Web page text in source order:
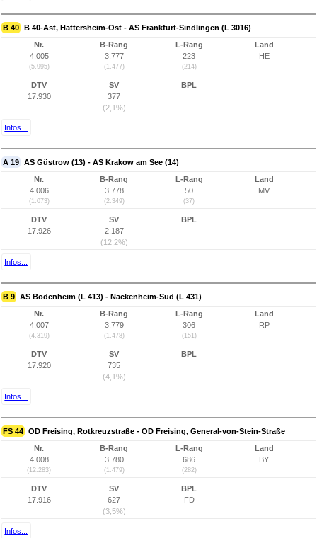
B 40 B 40-Ast, Hattersheim-Ost - AS Frankfurt-Sindlingen (L 3016)
Nr.
4.005
(5.995)
B-Rang
3.777
(1.477)
L-Rang
223
(214)
Land
HE
DTV
17.930
SV
377
(2,1%)
BPL
Infos...
A 19 AS Güstrow (13) - AS Krakow am See (14)
Nr.
4.006
(1.073)
B-Rang
3.778
(2.349)
L-Rang
50
(37)
Land
MV
DTV
17.926
SV
2.187
(12,2%)
BPL
Infos...
B 9 AS Bodenheim (L 413) - Nackenheim-Süd (L 431)
Nr.
4.007
(4.319)
B-Rang
3.779
(1.478)
L-Rang
306
(151)
Land
RP
DTV
17.920
SV
735
(4,1%)
BPL
Infos...
FS 44 OD Freising, Rotkreuzstraße - OD Freising, General-von-Stein-Straße
Nr.
4.008
(12.283)
B-Rang
3.780
(1.479)
L-Rang
686
(282)
Land
BY
DTV
17.916
SV
627
(3,5%)
BPL
FD
Infos...